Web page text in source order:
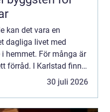
kan det vara en
dagliga livet med
hemmet. För många är
förråd. I Karlstad finns
30 juli 2026